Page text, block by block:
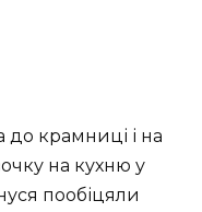
крамниці і на
на кухню у
пообіцяли